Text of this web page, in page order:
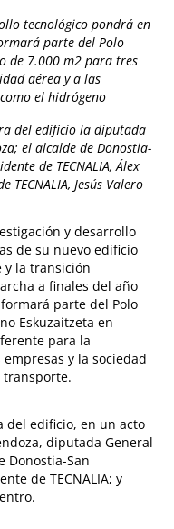
tecnológico pondrá en
parte del Polo
de 7.000 m2 para tres
aérea y a las
el hidrógeno
del edificio la diputada
el alcalde de Donostia-
de TECNALIA, Álex
Jesús Valero
y desarrollo
de su nuevo edificio
y la transición
a finales del año
parte del Polo
Eskuzaitzeta en
para la
y la sociedad
transporte.
del edificio, en un acto
diputada General
Donostia-San
de TECNALIA; y